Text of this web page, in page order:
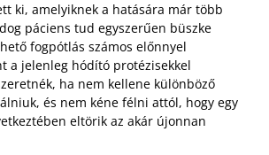
ki, amelyiknek a hatására már több
páciens tud egyszerűen büszke
fogpótlás számos előnnyel
a jelenleg hódító protézisekkel
ha nem kellene különböző
és nem kéne félni attól, hogy egy
eltörik az akár újonnan